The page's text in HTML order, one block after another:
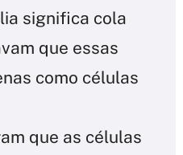
significa cola
que essas
como células
que as células